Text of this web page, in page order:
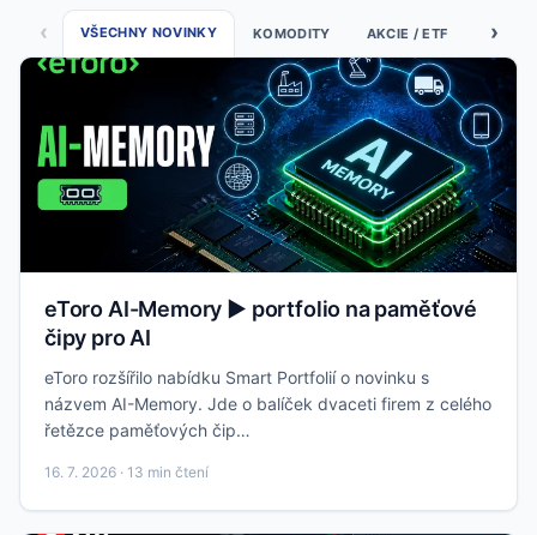
Nejnovější články
‹ VŠECHNY NOVINKY KOMODITY AKCIE / ETF ›
eToro AI-Memory ▶️ portfolio na paměťové
čipy pro AI
eToro rozšířilo nabídku Smart Portfolií o novinku s
názvem AI-Memory. Jde o balíček dvaceti firem z celého
řetězce paměťových čip…
16. 7. 2026 · 13 min čtení